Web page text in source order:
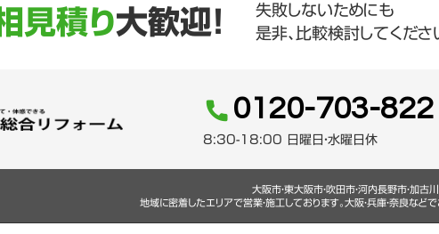
見積り大歓迎！
失敗しないためにも
是非、比較検討してくださ
0120-703-822
8:30-18:00 日曜日・水曜日休
大阪市・東大阪市・吹田市・河内長野市・加古
地域に密着したエリアで営業・施工しております。大阪・兵庫・奈良な